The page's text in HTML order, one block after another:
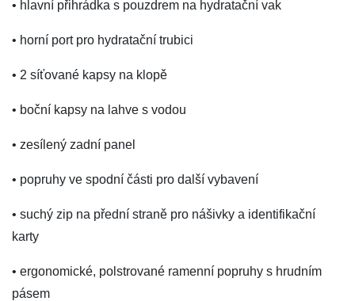
• hlavní přihrádka s pouzdrem na hydratační vak
• horní port pro hydratační trubici
• 2 síťované kapsy na klopě
• boční kapsy na lahve s vodou
• zesílený zadní panel
• popruhy ve spodní části pro další vybavení
• suchý zip na přední straně pro nášivky a identifikační
karty
• ergonomické, polstrované ramenní popruhy s hrudním
pásem